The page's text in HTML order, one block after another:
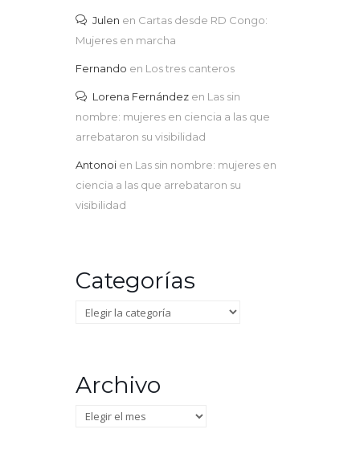
Julen en Cartas desde RD Congo:
Mujeres en marcha
Fernando en Los tres canteros
Lorena Fernández en Las sin
nombre: mujeres en ciencia a las que
arrebataron su visibilidad
Antonoi en Las sin nombre: mujeres en
ciencia a las que arrebataron su
visibilidad
Categorías
Categorías
Archivo
Archivo